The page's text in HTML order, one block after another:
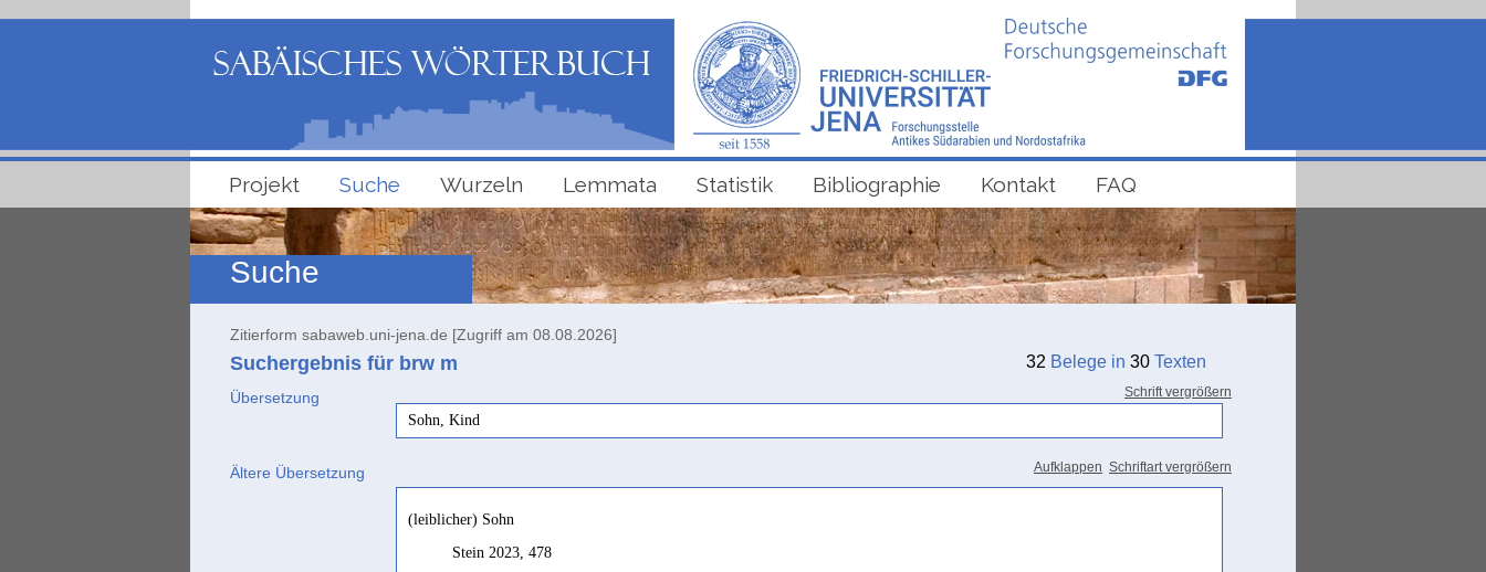
Projekt Suche Wurzeln Lemmata Statistik Bibliographie Kontakt FAQ
Suche
Zitierform sabaweb.uni-jena.de [Zugriff am 08.08.2026]
Suchergebnis für brw m 32 Belege in 30 Texten
Übersetzung Schrift vergrößern
Sohn, Kind
Ältere Übersetzung Aufklappen Schriftart vergrößern
(leiblicher) Sohn
Stein 2023, 478